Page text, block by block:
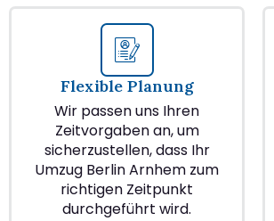
Flexible Planung
Wir passen uns Ihren
Zeitvorgaben an, um
sicherzustellen, dass Ihr
Umzug Berlin Arnhem zum
richtigen Zeitpunkt
durchgeführt wird.